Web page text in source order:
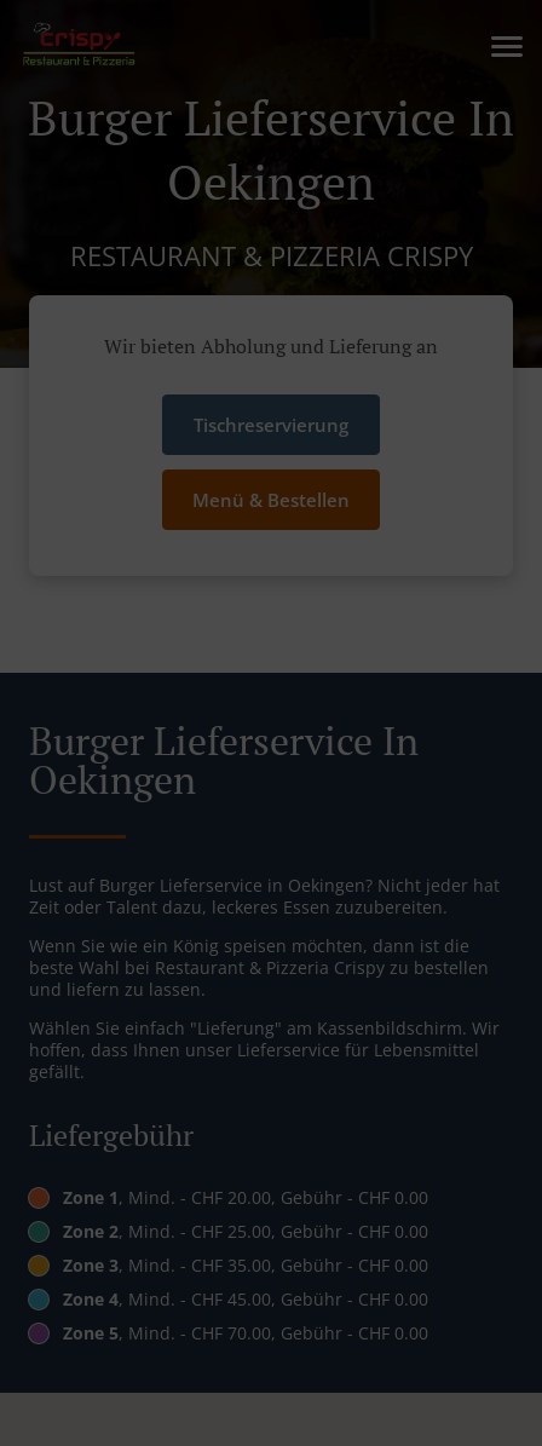
Burger Lieferservice In
Oekingen
RESTAURANT & PIZZERIA CRISPY
Wir bieten Abholung und Lieferung an
Tischreservierung
Menü & Bestellen
Burger Lieferservice In
Oekingen
Lust auf Burger Lieferservice in Oekingen? Nicht jeder hat
Zeit oder Talent dazu, leckeres Essen zuzubereiten.
Wenn Sie wie ein König speisen möchten, dann ist die
beste Wahl bei Restaurant & Pizzeria Crispy zu bestellen
und liefern zu lassen.
Wählen Sie einfach "Lieferung" am Kassenbildschirm. Wir
hoffen, dass Ihnen unser Lieferservice für Lebensmittel
gefällt.
Liefergebühr
Zone 1, Mind. - CHF 20.00, Gebühr - CHF 0.00
Zone 2, Mind. - CHF 25.00, Gebühr - CHF 0.00
Zone 3, Mind. - CHF 35.00, Gebühr - CHF 0.00
Zone 4, Mind. - CHF 45.00, Gebühr - CHF 0.00
Zone 5, Mind. - CHF 70.00, Gebühr - CHF 0.00